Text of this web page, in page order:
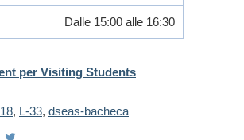
Dalle 15:00 alle 16:30
per Visiting Students
, L-33, dseas-bacheca